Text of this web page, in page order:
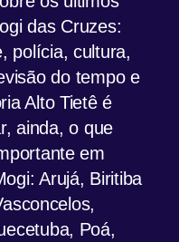
das Cruzes:
polícia, cultura,
do tempo e
Alto Tietê é
ainda, o que
em
Arujá, Biritiba
Poá,